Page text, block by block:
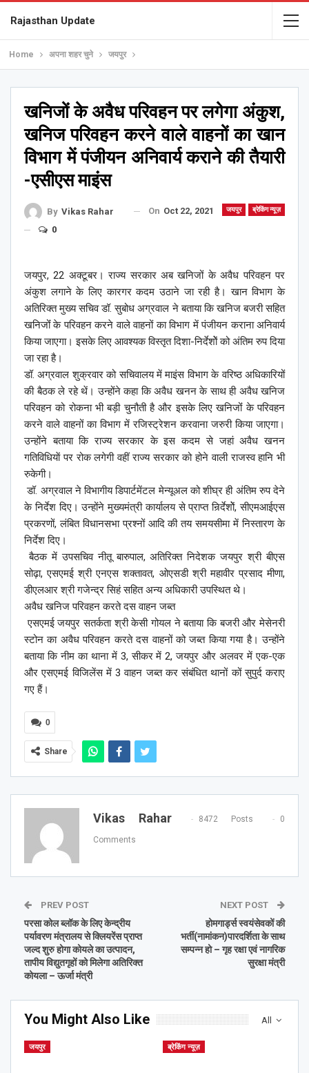
Rajasthan Update
Home अपना शहर चुने जयपुर
खनिजों के अवैध परिवहन पर लगेगा अंकुश,
खनिज परिवहन करने वाले वाहनों का खान
विभाग में पंजीयन अनिवार्य कराने की तैयारी
-एसीएस माइंस
जयपुर ब्रेकिंग न्यूज़
By Vikas Rahar On Oct 22, 2021
0
जयपुर, 22 अक्टूबर। राज्य सरकार अब खनिजों के अवैध परिवहन पर
अंकुश लगाने के लिए कारगर कदम उठाने जा रही है। खान विभाग के
अतिरिक्त मुख्य सचिव डॉ. सुबोध अग्रवाल ने बताया कि खनिज बजरी सहित
खनिजोंं के परिवहन करने वाले वाहनों का विभाग में पंजीयन कराना अनिवार्य
किया जाएगा। इसके लिए आवश्यक विस्तृत दिशा-निर्देशोें को अंतिम रुप दिया
जा रहा है।
डॉ. अग्रवाल शुक्रवार को सचिवालय में माइंस विभाग के वरिष्ठ अधिकारियों
की बैठक ले रहे थें। उन्होंने कहा कि अवैध खनन के साथ ही अवैध खनिज
परिवहन को रोकना भी बड़ी चुनौती है और इसके लिए खनिजोंं के परिवहन
करने वाले वाहनों का विभाग में रजिस्ट्रेशन करवाना जरुरी किया जाएगा।
उन्होंने बताया कि राज्य सरकार के इस कदम से जहां अवैध खनन
गतिविधियाें पर रोक लगेगी वहीं राज्य सरकार को होने वाली राजस्व हानि भी
रुकेगी।
डॉ. अग्रवाल ने विभागीय डिपार्टमेंटल मेन्यूअल को शीघ्र ही अंतिम रुप देने
के निर्देश दिए। उन्होंने मुख्यमंत्री कार्यालय से प्राप्त निर्र्देशोें, सीएमआईएस
प्रकरणों, लंबित विधानसभा प्रश्नों आदि की तय समयसीमा में निस्तारण के
निर्देश दिए।
बैठक में उपसचिव नीतू बारुपाल, अतिरिक्त निदेशक जयपुर श्री बीएस
सोढ़ा, एसएमई श्री एनएस शक्तावत, ओएसडी श्री महावीर प्रसाद मीणा,
डीएलआर श्री गजेन्द्र सिहं सहित अन्य अधिकारी उपस्थित थे।
अवैध खनिज परिवहन करते दस वाहन जब्त
एसएमई जयपुर सतर्कता श्री केसी गोयल ने बताया कि बजरी और मेसेनरी
स्टोन का अवैध परिवहन करते दस वाहनों को जब्त किया गया है। उन्होंने
बताया कि नीम का थाना में 3, सीकर में 2, जयपुर और अलवर में एक-एक
और एसएमई विजिलेंस में 3 वाहन जब्त कर संबंधित थानों कों सुपुर्द कराए
गए हैं।
0
Share
Vikas Rahar 8472 Posts 0
Comments
PREV POST
परसा कोल ब्लॉक के लिए केन्द्रीय
पर्यावरण मंत्रालय से क्लियरेंस प्राप्त
जल्द शुरु होगा कोयले का उत्पादन,
तापीय विद्युतगृहों को मिलेगा अतिरिक्त
कोयला – ऊर्जा मंत्री
NEXT POST
होमगार्ड्स स्वयंसेवकों की
भर्ती(नामांकन)पारदर्शिता के साथ
सम्पन्न हो – गृह रक्षा एवं नागरिक
सुरक्षा मंत्री
All
You Might Also Like
जयपुर ब्रेकिंग न्यूज़